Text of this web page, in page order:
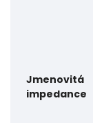
Jmenovitá
impedance